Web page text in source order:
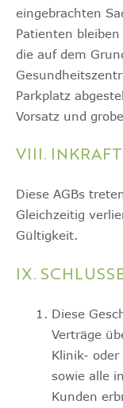
eingebrachten
Patienten bleiben
die auf dem
Parkplatz
Vorsatz und
VIII.
Diese AGBs
Gleichzeitig
Gültigkeit.
IX.
Diese
Verträge
Klinik-
sowie alle
Kunden